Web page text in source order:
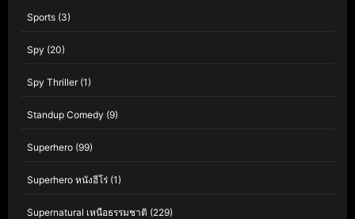
Sports (3)
Spy (20)
Spy Thriller(1)
Standup Comedy (9)
Superhero (99)
Superhero หนังฮีโร่ (1)
Supernatural เหนือธรรมชาติ (229)